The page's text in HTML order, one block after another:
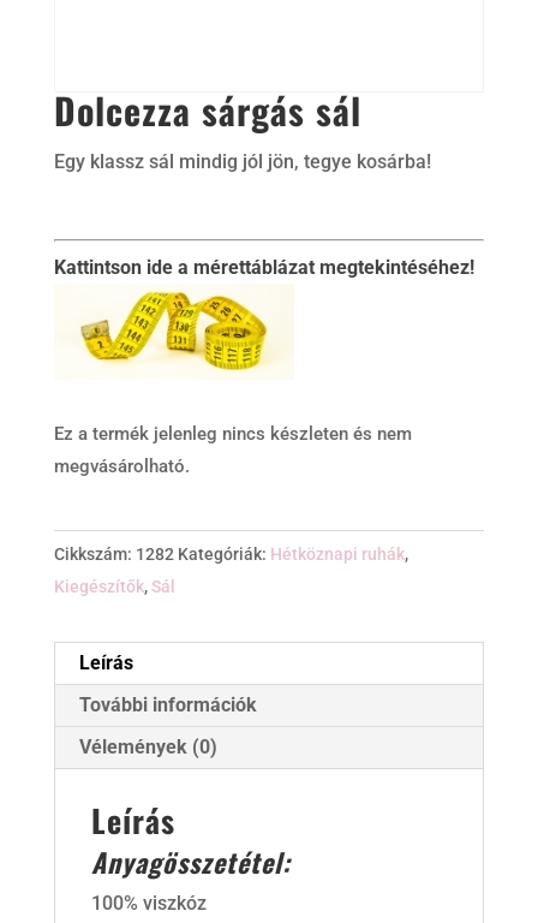
Dolcezza sárgás sál
Egy klassz sál mindig jól jön, tegye kosárba!
Kattintson ide a mérettáblázat megtekintéséhez!
Ez a termék jelenleg nincs készleten és nem
megvásárolható.
Cikkszám: 1282 Kategóriák: Hétköznapi ruhák,
Kiegészítők,Sál
Leírás
További információk
Vélemények (0)
Leírás
Anyagösszetétel:
100% viszkóz